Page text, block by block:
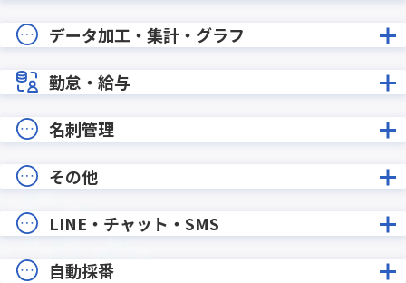
データ加工・集計・グラフ
勤怠・給与
名刺管理
その他
LINE・チャット・SMS
自動採番